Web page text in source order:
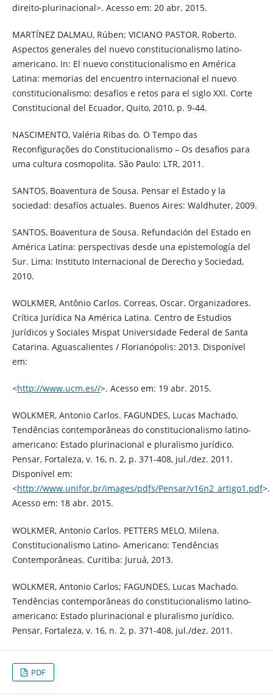
direito-plurinacional>. Acesso em: 20 abr. 2015.
MARTÍNEZ DALMAU, Rúben; VICIANO PASTOR, Roberto.
Aspectos generales del nuevo constitucionalismo latino-
americano. In: El nuevo constitucionalismo en América
Latina: memorias del encuentro internacional el nuevo
constitucionalismo: desafíos e retos para el siglo XXI. Corte
Constitucional del Ecuador, Quito, 2010, p. 9-44.
NASCIMENTO, Valéria Ribas do. O Tempo das
Reconfigurações do Constitucionalismo – Os desafios para
uma cultura cosmopolita. São Paulo: LTR, 2011.
SANTOS, Boaventura de Sousa. Pensar el Estado y la
sociedad: desafíos actuales. Buenos Aires: Waldhuter, 2009.
SANTOS, Boaventura de Sousa. Refundación del Estado en
América Latina: perspectivas desde una epistemología del
Sur. Lima: Instituto Internacional de Derecho y Sociedad,
2010.
WOLKMER, Antônio Carlos. Correas, Oscar. Organizadores.
Crítica Jurídica Na América Latina. Centro de Estudios
Jurídicos y Sociales Mispat Universidade Federal de Santa
Catarina. Aguascalientes / Florianópolis: 2013. Disponível
em:
<http://www.ucm.es//>. Acesso em: 19 abr. 2015.
WOLKMER, Antonio Carlos. FAGUNDES, Lucas Machado.
Tendências contemporâneas do constitucionalismo latino-
americano: Estado plurinacional e pluralismo jurídico.
Pensar, Fortaleza, v. 16, n. 2, p. 371-408, jul./dez. 2011.
Disponível em:
<http://www.unifor.br/images/pdfs/Pensar/v16n2_artigo1.pdf>.
Acesso em: 18 abr. 2015.
WOLKMER, Antonio Carlos. PETTERS MELO, Milena.
Constitucionalismo Latino- Americano: Tendências
Contemporâneas. Curitiba: Juruá, 2013.
WOLKMER, Antonio Carlos; FAGUNDES, Lucas Machado.
Tendências contemporâneas do constitucionalismo latino-
americano: Estado plurinacional e pluralismo jurídico.
Pensar, Fortaleza, v. 16, n. 2, p. 371-408, jul./dez. 2011.
PDF